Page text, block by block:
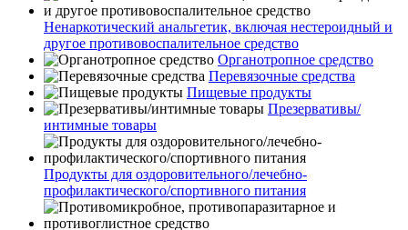
Ненаркотический анальгетик, включая нестероидный и
другое противовоспалительное средство
Органотропное средство
Перевязочные средства
Пищевые продукты
Презервативы/
интимные товары
Продукты для оздоровительного/лечебно-
профилактического/спортивного питания